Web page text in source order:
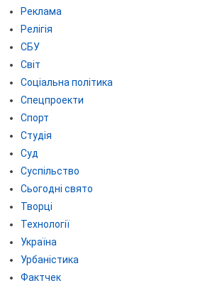
Реклама
Релігія
СБУ
Світ
Соціальна політика
Спецпроекти
Спорт
Студія
Суд
Суспільство
Сьогодні свято
Творці
Технології
Україна
Урбаністика
Фактчек